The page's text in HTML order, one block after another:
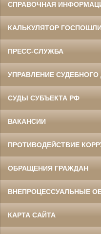
СПРАВОЧНАЯ
КАЛЬКУЛЯТОР
ПРЕСС-СЛУЖБА
УПРАВЛЕНИЕ
СУДЫ СУБЪЕКТА РФ
ВАКАНСИИ
ПРОТИВОДЕЙСТВИЕ
ОБРАЩЕНИЯ ГРАЖДАН
ВНЕПРОЦЕССУАЛЬНЫЕ
КАРТА САЙТА